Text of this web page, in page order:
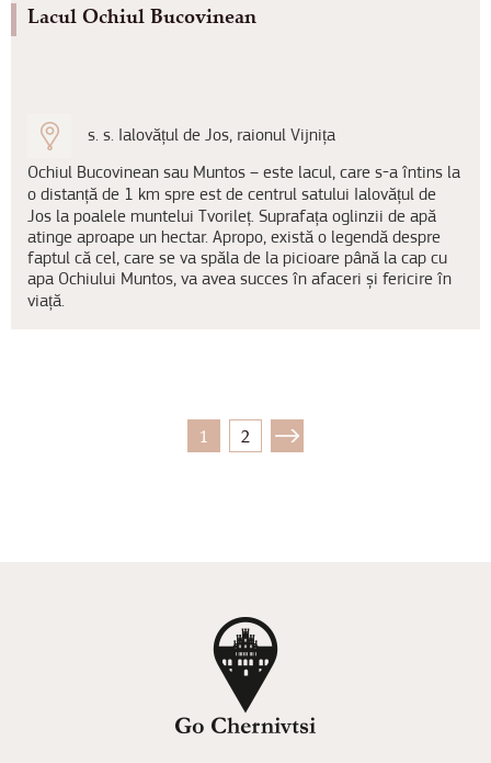
Lacul Ochiul Bucovinean
s. s. Ialovățul de Jos, raionul Vijnița
Ochiul Bucovinean sau Muntos – este lacul, care s-a întins la
o distanță de 1 km spre est de centrul satului Ialovățul de
Jos la poalele muntelui Tvorileț. Suprafața oglinzii de apă
atinge aproape un hectar. Apropo, există o legendă despre
faptul că cel, care se va spăla de la picioare până la cap cu
apa Ochiului Muntos, va avea succes în afaceri și fericire în
viață.
1 2